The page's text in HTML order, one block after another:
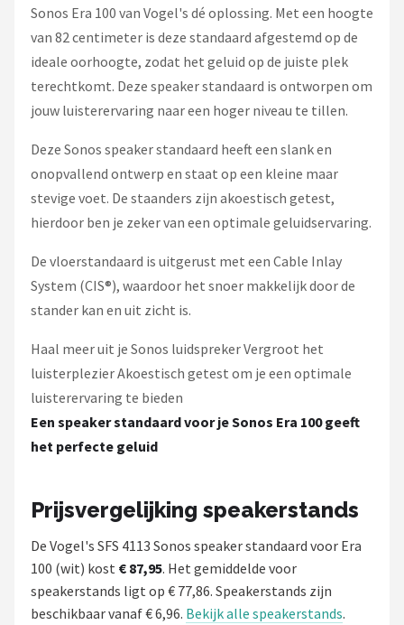
Carlinkit
Alle merken →
Sonos Era 100 van Vogel's dé oplossing. Met een hoogte
van 82 centimeter is deze standaard afgestemd op de
ideale oorhoogte, zodat het geluid op de juiste plek
terechtkomt. Deze speaker standaard is ontworpen om
jouw luisterervaring naar een hoger niveau te tillen.
Deze Sonos speaker standaard heeft een slank en
onopvallend ontwerp en staat op een kleine maar
stevige voet. De staanders zijn akoestisch getest,
hierdoor ben je zeker van een optimale geluidservaring.
De vloerstandaard is uitgerust met een Cable Inlay
System (CIS®), waardoor het snoer makkelijk door de
stander kan en uit zicht is.
Haal meer uit je Sonos luidspreker Vergroot het
luisterplezier Akoestisch getest om je een optimale
luisterervaring te bieden
Een speaker standaard voor je Sonos Era 100 geeft
het perfecte geluid
Prijsvergelijking speakerstands
De Vogel's SFS 4113 Sonos speaker standaard voor Era
100 (wit) kost € 87,95. Het gemiddelde voor
speakerstands ligt op € 77,86. Speakerstands zijn
beschikbaar vanaf € 6,96. Bekijk alle speakerstands.